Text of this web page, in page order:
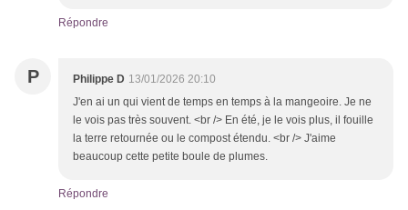
Répondre
P Philippe D 13/01/2026 20:10
J'en ai un qui vient de temps en temps à la mangeoire. Je ne
le vois pas très souvent. <br /> En été, je le vois plus, il fouille
la terre retournée ou le compost étendu. <br /> J'aime
beaucoup cette petite boule de plumes.
Répondre